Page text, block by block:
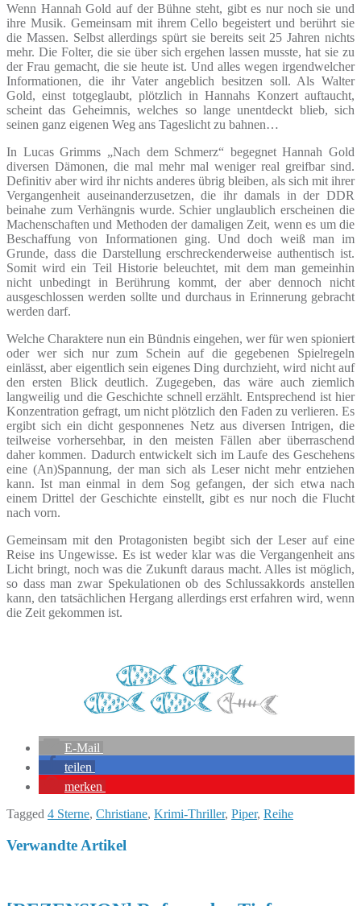
Wenn Hannah Gold auf der Bühne steht, gibt es nur noch sie und
ihre Musik. Gemeinsam mit ihrem Cello begeistert und berührt sie
die Massen. Selbst allerdings spürt sie bereits seit 25 Jahren nichts
mehr. Die Folter, die sie über sich ergehen lassen musste, hat sie zu
der Frau gemacht, die sie heute ist. Und alles wegen irgendwelcher
Informationen, die ihr Vater angeblich besitzen soll. Als Walter
Gold, einst totgeglaubt, plötzlich in Hannahs Konzert auftaucht,
scheint das Geheimnis, welches so lange unentdeckt blieb, sich
seinen ganz eigenen Weg ans Tageslicht zu bahnen…
In Lucas Grimms „Nach dem Schmerz“ begegnet Hannah Gold
diversen Dämonen, die mal mehr mal weniger real greifbar sind.
Definitiv aber wird ihr nichts anderes übrig bleiben, als sich mit ihrer
Vergangenheit auseinanderzusetzen, die ihr damals in der DDR
beinahe zum Verhängnis wurde. Schier unglaublich erscheinen die
Machenschaften und Methoden der damaligen Zeit, wenn es um die
Beschaffung von Informationen ging. Und doch weiß man im
Grunde, dass die Darstellung erschreckenderweise authentisch ist.
Somit wird ein Teil Historie beleuchtet, mit dem man gemeinhin
nicht unbedingt in Berührung kommt, der aber dennoch nicht
ausgeschlossen werden sollte und durchaus in Erinnerung gebracht
werden darf.
Welche Charaktere nun ein Bündnis eingehen, wer für wen spioniert
oder wer sich nur zum Schein auf die gegebenen Spielregeln
einlässt, aber eigentlich sein eigenes Ding durchzieht, wird nicht auf
den ersten Blick deutlich. Zugegeben, das wäre auch ziemlich
langweilig und die Geschichte schnell erzählt. Entsprechend ist hier
Konzentration gefragt, um nicht plötzlich den Faden zu verlieren. Es
ergibt sich ein dicht gesponnenes Netz aus diversen Intrigen, die
teilweise vorhersehbar, in den meisten Fällen aber überraschend
daher kommen. Dadurch entwickelt sich im Laufe des Geschehens
eine (An)Spannung, der man sich als Leser nicht mehr entziehen
kann. Ist man einmal in dem Sog gefangen, der sich etwa nach
einem Drittel der Geschichte einstellt, gibt es nur noch die Flucht
nach vorn.
Gemeinsam mit den Protagonisten begibt sich der Leser auf eine
Reise ins Ungewisse. Es ist weder klar was die Vergangenheit ans
Licht bringt, noch was die Zukunft daraus macht. Alles ist möglich,
so dass man zwar Spekulationen ob des Schlussakkords anstellen
kann, den tatsächlichen Hergang allerdings erst erfahren wird, wenn
die Zeit gekommen ist.
E-Mail
teilen
merken
Tagged 4 Sterne, Christiane, Krimi-Thriller, Piper, Reihe
Verwandte Artikel